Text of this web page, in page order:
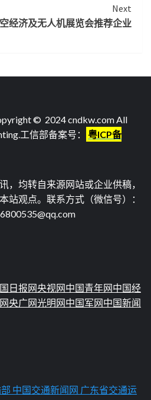
Next
经济及无人机展览会推荐企业
© 2024 cndkw.com All
.工信部备案号：
粤ICP备
，均转自来源网站或企业供稿，
站观点。联系方式（微信号）：
日报网央视网中国青年网中国经
央广网光明网中国军网中国新闻
中国交通新闻网 广东省交通运